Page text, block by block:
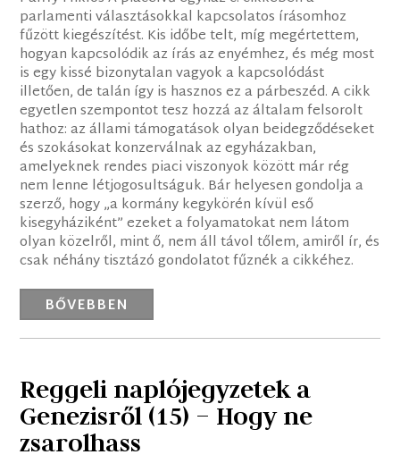
parlamenti választásokkal kapcsolatos írásomhoz
fűzött kiegészítést. Kis időbe telt, míg megértettem,
hogyan kapcsolódik az írás az enyémhez, és még most
is egy kissé bizonytalan vagyok a kapcsolódást
illetően, de talán így is hasznos ez a párbeszéd. A cikk
egyetlen szempontot tesz hozzá az általam felsorolt
hathoz: az állami támogatások olyan beidegződéseket
és szokásokat konzerválnak az egyházakban,
amelyeknek rendes piaci viszonyok között már rég
nem lenne létjogosultságuk. Bár helyesen gondolja a
szerző, hogy „a kormány kegykörén kívül eső
kisegyháziként” ezeket a folyamatokat nem látom
olyan közelről, mint ő, nem áll távol tőlem, amiről ír, és
csak néhány tisztázó gondolatot fűznék a cikkéhez.
BŐVEBBEN
Reggeli naplójegyzetek a
Genezisről (15) – Hogy ne
zsarolhass